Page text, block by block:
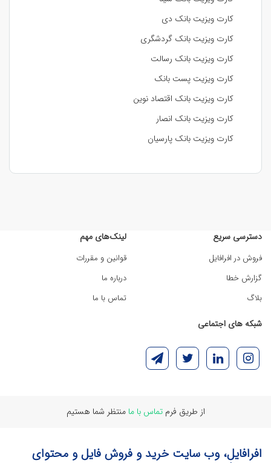
کارت ویزیت بانک دی
کارت ویزیت بانک گردشگری
کارت ویزیت بانک رسالت
کارت ویزیت پست بانک
کارت ویزیت بانک اقتصاد نوین
کارت ویزیت بانک انصار
کارت ویزیت بانک پارسیان
دسترسی سریع
فروش در افرافایل
گزارش خطا
بلاگ
لینک‌های مهم
قوانین و مقررات
درباره ما
تماس با ما
شبکه های اجتماعی
از طریق فرمتماس با ما منتظر شما هستیم
افرافایل، وب سایت خرید و فروش فایل و محتوای